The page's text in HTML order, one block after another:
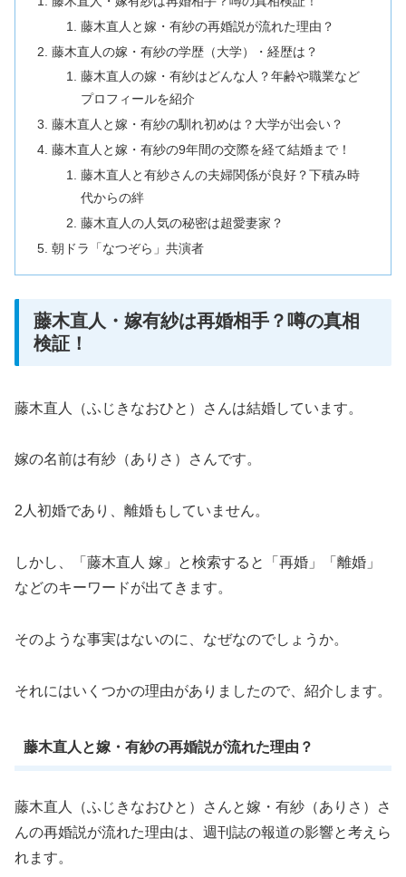
藤木直人と嫁・有紗の再婚説が流れた理由？
藤木直人の嫁・有紗の学歴（大学）・経歴は？
藤木直人の嫁・有紗はどんな人？年齢や職業など
プロフィールを紹介
藤木直人と嫁・有紗の馴れ初めは？大学が出会い？
藤木直人と嫁・有紗の9年間の交際を経て結婚まで！
藤木直人と有紗さんの夫婦関係が良好？下積み時
代からの絆
藤木直人の人気の秘密は超愛妻家？
朝ドラ「なつぞら」共演者
藤木直人・嫁有紗は再婚相手？噂の真相
検証！
藤木直人（ふじきなおひと）さんは結婚しています。
嫁の名前は有紗（ありさ）さんです。
2人初婚であり、離婚もしていません。
しかし、「藤木直人 嫁」と検索すると「再婚」「離婚」
などのキーワードが出てきます。
そのような事実はないのに、なぜなのでしょうか。
それにはいくつかの理由がありましたので、紹介します。
藤木直人と嫁・有紗の再婚説が流れた理由？
藤木直人（ふじきなおひと）さんと嫁・有紗（ありさ）さ
んの再婚説が流れた理由は、週刊誌の報道の影響と考えら
れます。